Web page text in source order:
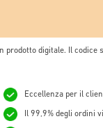
prodotto digitale. Il
Eccellenza per il
Il 99,9% degli ordini